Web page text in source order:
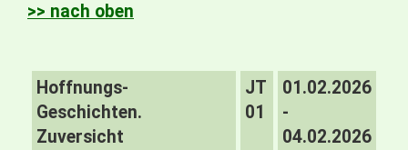
>> nach oben
Hoffnungs-
Geschichten.
Zuversicht
JT
01
01.02.2026
-
04.02.2026